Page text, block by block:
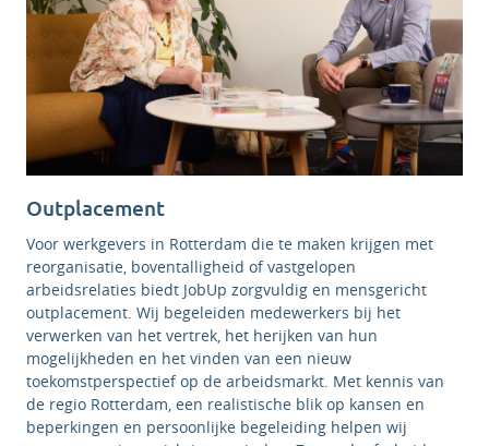
Outplacement
Voor werkgevers in Rotterdam die te maken krijgen met
reorganisatie, boventalligheid of vastgelopen
arbeidsrelaties biedt JobUp zorgvuldig en mensgericht
outplacement. Wij begeleiden medewerkers bij het
verwerken van het vertrek, het herijken van hun
mogelijkheden en het vinden van een nieuw
toekomstperspectief op de arbeidsmarkt. Met kennis van
de regio Rotterdam, een realistische blik op kansen en
beperkingen en persoonlijke begeleiding helpen wij